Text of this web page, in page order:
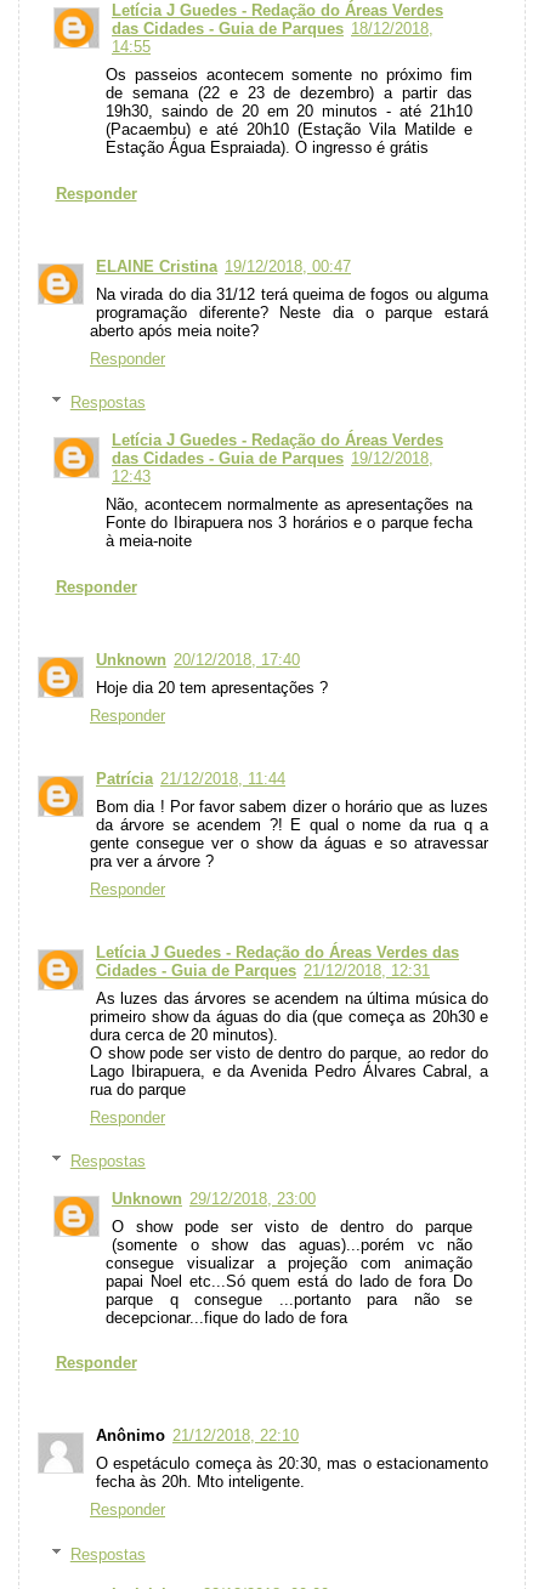
Letícia J Guedes - Redação do Áreas Verdes
das Cidades - Guia de Parques 18/12/2018,
14:55
Os passeios acontecem somente no próximo fim
de semana (22 e 23 de dezembro) a partir das
19h30, saindo de 20 em 20 minutos - até 21h10
(Pacaembu) e até 20h10 (Estação Vila Matilde e
Estação Água Espraiada). O ingresso é grátis
Responder
ELAINE Cristina 19/12/2018, 00:47
Na virada do dia 31/12 terá queima de fogos ou alguma
programação diferente? Neste dia o parque estará
aberto após meia noite?
Responder
Respostas
Letícia J Guedes - Redação do Áreas Verdes
das Cidades - Guia de Parques 19/12/2018,
12:43
Não, acontecem normalmente as apresentações na
Fonte do Ibirapuera nos 3 horários e o parque fecha
à meia-noite
Responder
Unknown 20/12/2018, 17:40
Hoje dia 20 tem apresentações ?
Responder
Patrícia 21/12/2018, 11:44
Bom dia ! Por favor sabem dizer o horário que as luzes
da árvore se acendem ?! E qual o nome da rua q a
gente consegue ver o show da águas e so atravessar
pra ver a árvore ?
Responder
Letícia J Guedes - Redação do Áreas Verdes das
Cidades - Guia de Parques 21/12/2018, 12:31
As luzes das árvores se acendem na última música do
primeiro show da águas do dia (que começa as 20h30 e
dura cerca de 20 minutos).
O show pode ser visto de dentro do parque, ao redor do
Lago Ibirapuera, e da Avenida Pedro Álvares Cabral, a
rua do parque
Responder
Respostas
Unknown 29/12/2018, 23:00
O show pode ser visto de dentro do parque
(somente o show das aguas)...porém vc não
consegue visualizar a projeção com animação
papai Noel etc...Só quem está do lado de fora Do
parque q consegue ...portanto para não se
decepcionar...fique do lado de fora
Responder
Anônimo 21/12/2018, 22:10
O espetáculo começa às 20:30, mas o estacionamento
fecha às 20h. Mto inteligente.
Responder
Respostas